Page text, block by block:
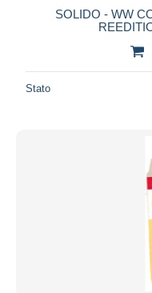
SOLIDO - WW
Stato